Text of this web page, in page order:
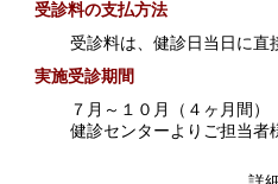
受診料の支払方法
受診料は、健診日当日に直
実施受診期間
７月～１０月（４ヶ月間）
健診センターよりご担当者